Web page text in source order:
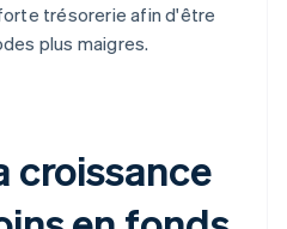
trésorerie afin d'être
plus maigres.
croissance